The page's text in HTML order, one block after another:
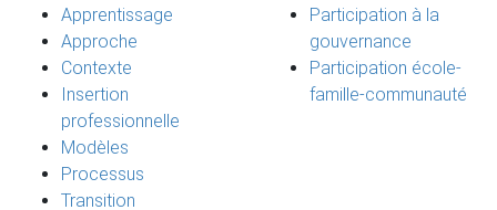
Apprentissage
Approche
Contexte
Insertion
professionnelle
Modèles
Processus
Transition
Participation à la
gouvernance
Participation école-
famille-communauté